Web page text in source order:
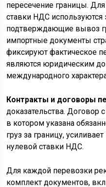
пересечение границы.
ставки НДС используются
подтверждающие вывоз
импортные документы
фиксируют фактическое
являются юридическим
международного
Контракты и договоры
доказательства. Договор
в котором указана
груз за границу,
нулевой ставки НДС.
Для каждой перевозки
комплект документов,